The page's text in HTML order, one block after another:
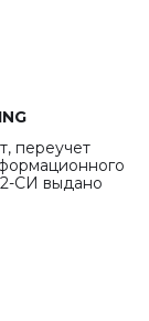
переучет
СИ выдано